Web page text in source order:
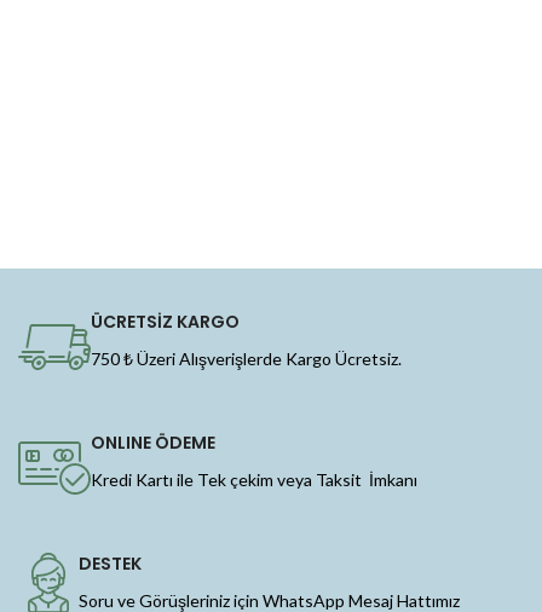
ÜCRETSİZ KARGO
750 ₺ Üzeri Alışverişlerde Kargo Ücretsiz.
ONLINE ÖDEME
Kredi Kartı ile Tek çekim veya Taksit İmkanı
DESTEK
Soru ve Görüşleriniz için WhatsApp Mesaj Hattımız